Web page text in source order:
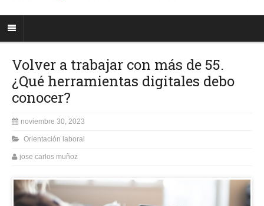
Volver a trabajar con más de 55.
¿Qué herramientas digitales debo
conocer?
noviembre 30, 2023
Orientación laboral
jose carlos muñoz